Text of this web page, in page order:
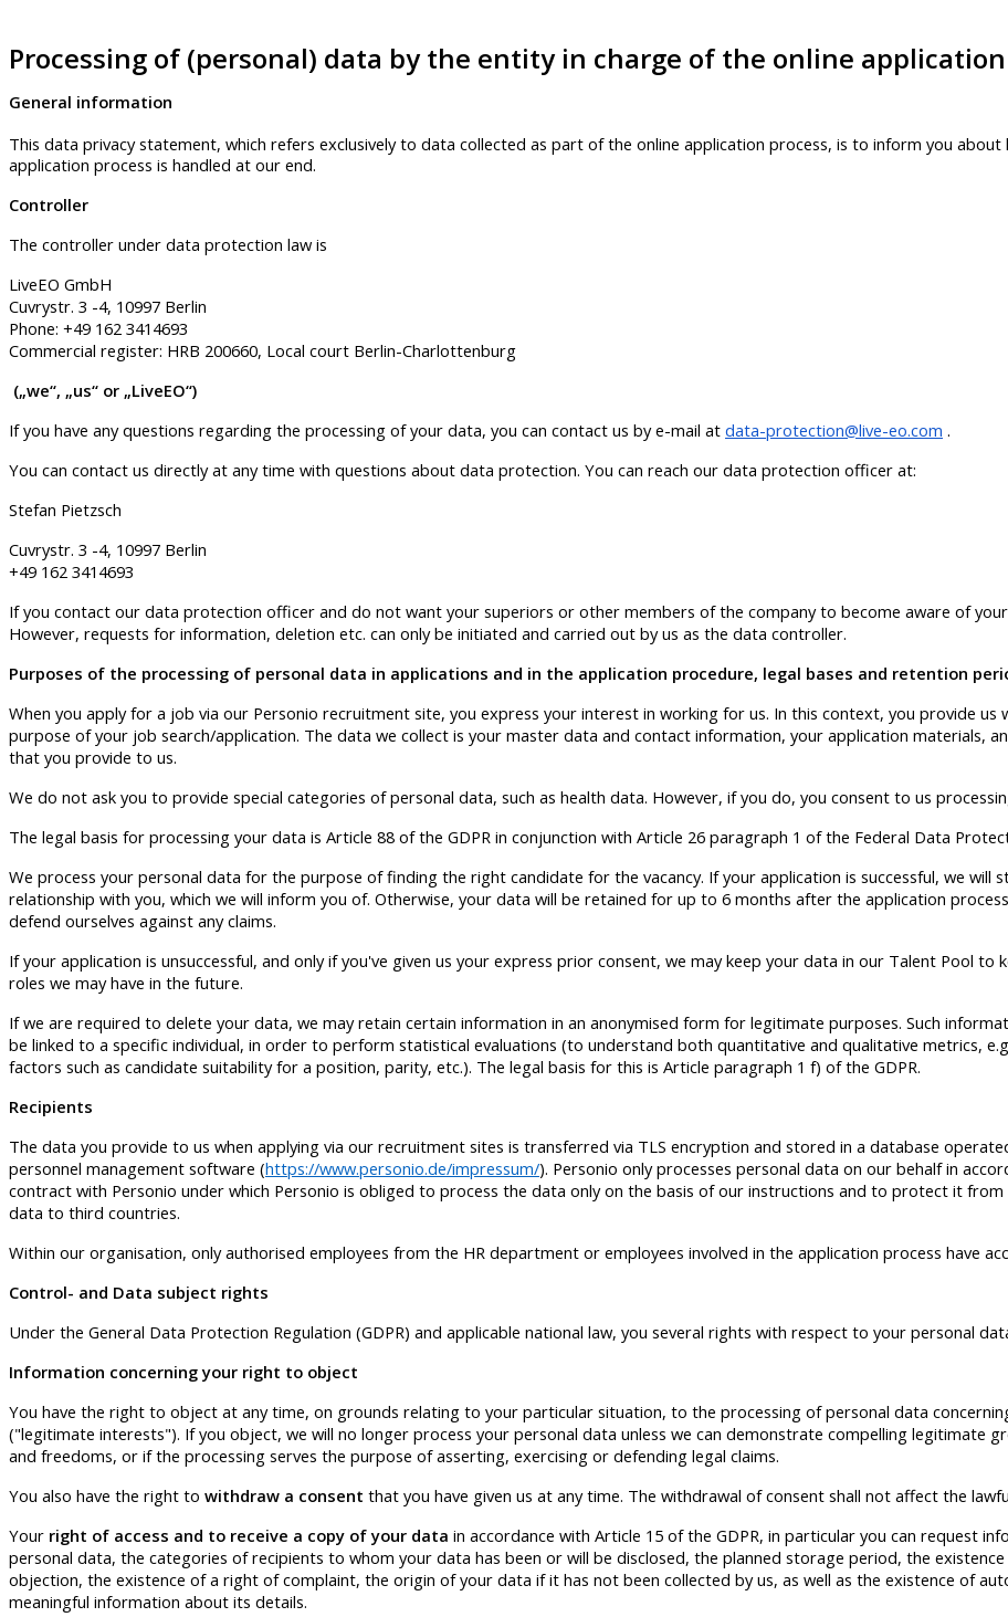
Processing of (personal) data by the entity in charge of the online
General information
This data privacy statement, which refers exclusively to data collected as part of the online application process, is to inform you
application process is handled at our end.
Controller
The controller under data protection law is
LiveEO GmbH
Cuvrystr. 3 -4, 10997 Berlin
Phone: +49 162 3414693
Commercial register: HRB 200660, Local court Berlin-Charlottenburg
(„we“, „us“ or „LiveEO“)
If you have any questions regarding the processing of your data, you can contact us by e-mail at data-protection@live-eo.com .
You can contact us directly at any time with questions about data protection. You can reach our data protection officer at:
Stefan Pietzsch
Cuvrystr. 3 -4, 10997 Berlin
+49 162 3414693
If you contact our data protection officer and do not want your superiors or other members of the company to become aware of
However, requests for information, deletion etc. can only be initiated and carried out by us as the data controller.
Purposes of the processing of personal data in applications and in the application procedure, legal bases and retention
When you apply for a job via our Personio recruitment site, you express your interest in working for us. In this context, you provide
purpose of your job search/application. The data we collect is your master data and contact information, your application materials,
that you provide to us.
We do not ask you to provide special categories of personal data, such as health data. However, if you do, you consent to us
The legal basis for processing your data is Article 88 of the GDPR in conjunction with Article 26 paragraph 1 of the Federal Data
We process your personal data for the purpose of finding the right candidate for the vacancy. If your application is successful, we
relationship with you, which we will inform you of. Otherwise, your data will be retained for up to 6 months after the application
defend ourselves against any claims.
If your application is unsuccessful, and only if you've given us your express prior consent, we may keep your data in our Talent Pool
roles we may have in the future.
If we are required to delete your data, we may retain certain information in an anonymised form for legitimate purposes. Such
be linked to a specific individual, in order to perform statistical evaluations (to understand both quantitative and qualitative metrics,
factors such as candidate suitability for a position, parity, etc.). The legal basis for this is Article paragraph 1 f) of the GDPR.
Recipients
The data you provide to us when applying via our recruitment sites is transferred via TLS encryption and stored in a database
personnel management software (https://www.personio.de/impressum/). Personio only processes personal data on our behalf in
contract with Personio under which Personio is obliged to process the data only on the basis of our instructions and to protect it
data to third countries.
Within our organisation, only authorised employees from the HR department or employees involved in the application process have
Control- and Data subject rights
Under the General Data Protection Regulation (GDPR) and applicable national law, you several rights with respect to your personal
Information concerning your right to object
You have the right to object at any time, on grounds relating to your particular situation, to the processing of personal data
("legitimate interests"). If you object, we will no longer process your personal data unless we can demonstrate compelling legitimate
and freedoms, or if the processing serves the purpose of asserting, exercising or defending legal claims.
You also have the right to withdraw a consent that you have given us at any time. The withdrawal of consent shall not affect the
Your right of access and to receive a copy of your data in accordance with Article 15 of the GDPR, in particular you can request
personal data, the categories of recipients to whom your data has been or will be disclosed, the planned storage period, the
objection, the existence of a right of complaint, the origin of your data if it has not been collected by us, as well as the existence of
meaningful information about its details.